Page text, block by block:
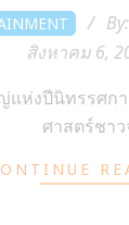
By:
สิงหาคม 6,
แห่งปีนิทรรศก
ศาสตร์ชาว